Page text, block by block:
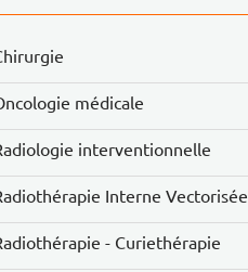
médicale
interventionnelle
Interne Vectorisée
- Curiethérapie